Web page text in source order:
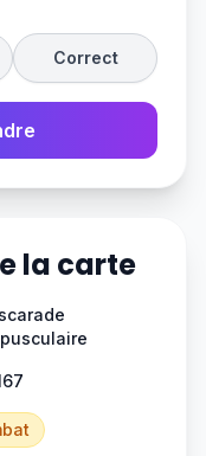
Correct
la carte